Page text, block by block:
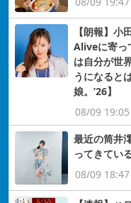
【朗報】
Aliveに寄っ
は自分が世
うになると
娘。’26】
08/09 19:05
最近の筒井
ってきてい
08/09 18:47